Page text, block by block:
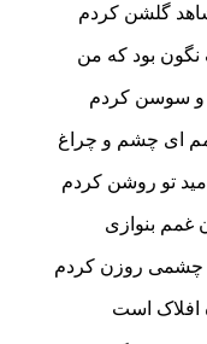
گلشن کردم
نگون بود که من
و سوسن کردم
ای چشم و چراغ
تو روشن کردم
غمم بنوازی
چشمی روزن کردم
افلاک است